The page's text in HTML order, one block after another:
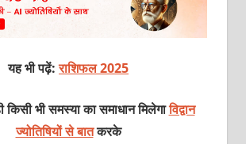
यह भी पढ़ें:राशिफल 2025
किसी भी समस्या का समाधान मिलेगाविद्वान
ज्योतिषियों से बातकरके